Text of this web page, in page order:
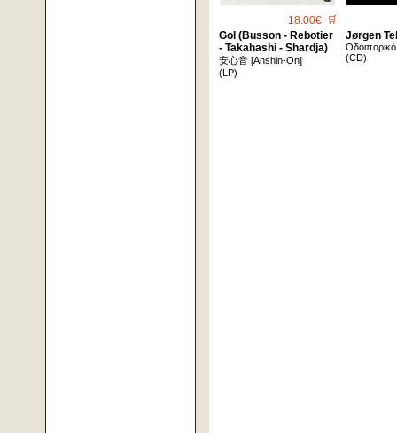
18.00€ 🛒
Gol (Busson - Rebotier
- Takahashi - Shardja)
安心音 [Anshin-On]
(LP)
Jørgen
Οδοιπορικό
(CD)